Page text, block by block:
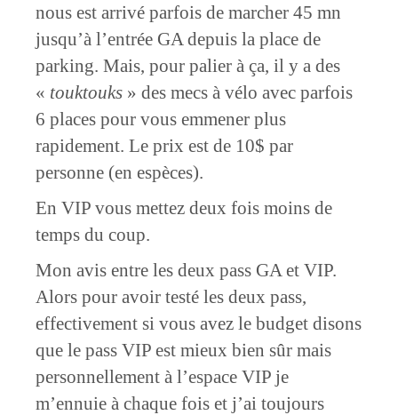
nous est arrivé parfois de marcher 45 mn
jusqu’à l’entrée GA depuis la place de
parking. Mais, pour palier à ça, il y a des
« touktouks » des mecs à vélo avec parfois
6 places pour vous emmener plus
rapidement. Le prix est de 10$ par
personne (en espèces).
En VIP vous mettez deux fois moins de
temps du coup.
Mon avis entre les deux pass GA et VIP.
Alors pour avoir testé les deux pass,
effectivement si vous avez le budget disons
que le pass VIP est mieux bien sûr mais
personnellement à l’espace VIP je
m’ennuie à chaque fois et j’ai toujours